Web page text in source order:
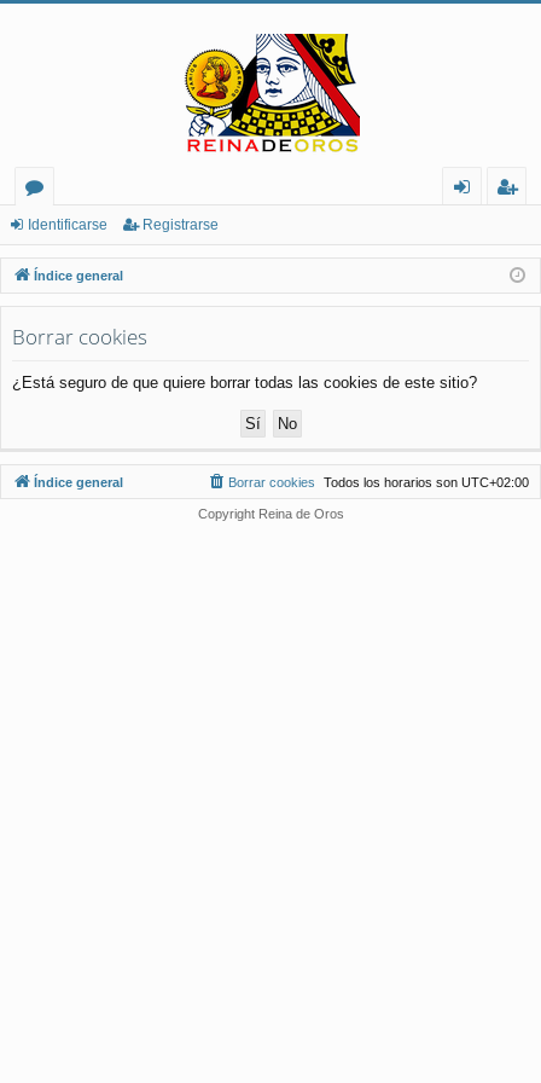
or
os
nt
ifi
rs
ist
ra
Identificarse Registrarse
Índice general
Borrar cookies
¿Está seguro de que quiere borrar todas las cookies de este sitio?
Índice general Todos los horarios son UTC+02:00
Borrar cookies
Copyright Reina de Oros